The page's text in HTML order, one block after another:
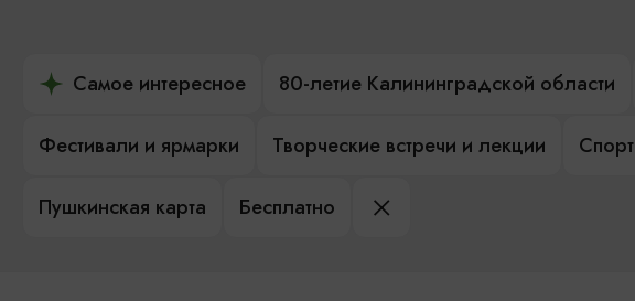
Самое интересное 80-летие Калининградской области
Фестивали и ярмарки Творческие встречи и лекции Спорт
Пушкинская карта Бесплатно